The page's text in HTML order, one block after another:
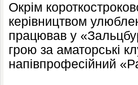
Окрім
керівництвом
працював у
грою за аматорські
напівпрофесійний